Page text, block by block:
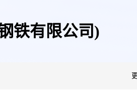
铁有限公司)